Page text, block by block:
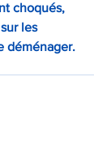
choqués,
les
déménager.